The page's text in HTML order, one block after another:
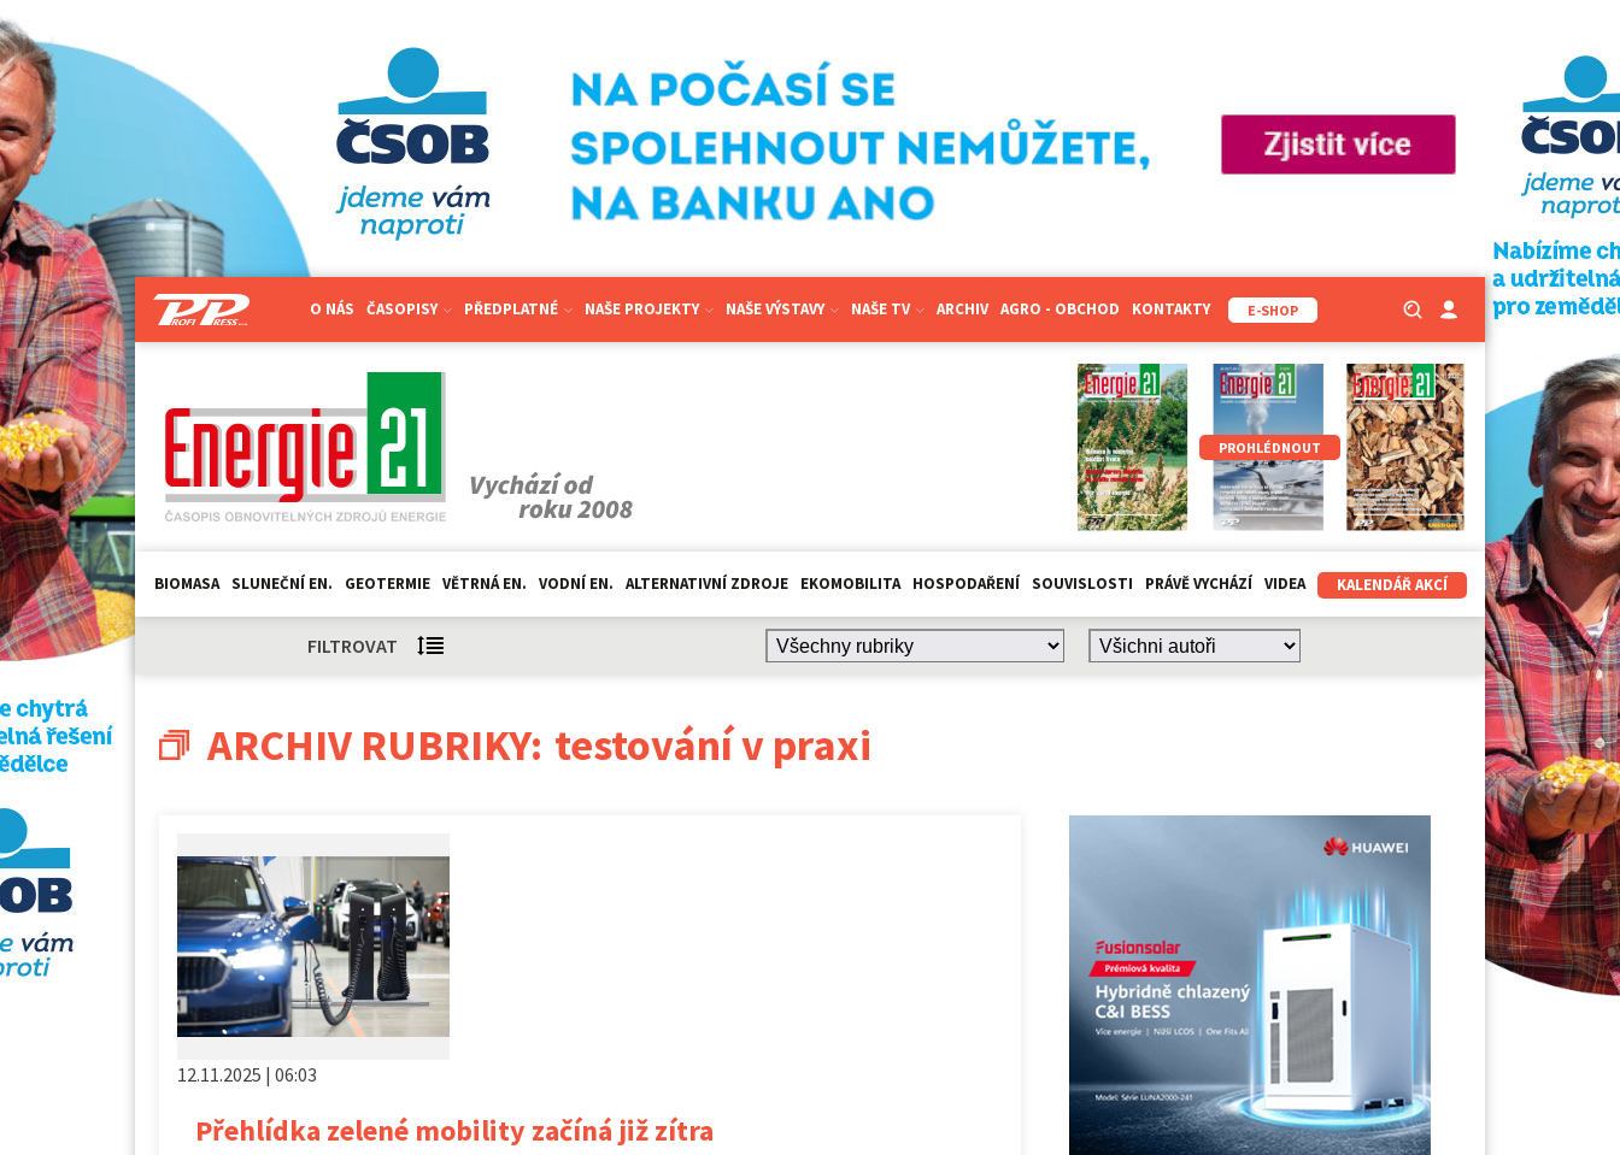
O NÁS ČASOPISY PŘEDPLATNÉ NAŠE PROJEKTY NAŠE VÝSTAVY NAŠE TV ARCHIV AGRO - OBCHOD KONTAKTY E-SHOP
PROHLÉDNOUT
BIOMASA SLUNEČNÍ EN. GEOTERMIE VĚTRNÁ EN. VODNÍ EN. ALTERNATIVNÍ ZDROJE EKOMOBILITA HOSPODAŘENÍ SOUVISLOSTI PRÁVĚ VYCHÁZÍ VIDEA KALENDÁŘ AKCÍ
FILTROVAT
ARCHIV RUBRIKY: testování v praxi
12.11.2025 | 06:03
Přehlídka zelené mobility začíná již zítra